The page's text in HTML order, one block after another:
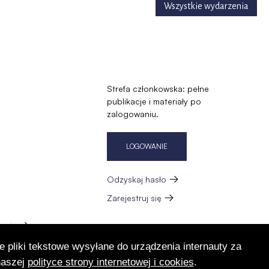
tekstowe wysyłane do urządzenia internauty za
polityce strony internetowej i cookies.
Wszystkie wydarzenia
Strefa członkowska: pełne
publikacje i materiały po
zalogowaniu.
LOGOWANIE
Odzyskaj hasło
Zarejestruj się